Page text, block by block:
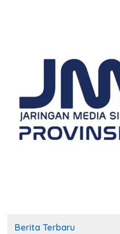
Berita Terbaru